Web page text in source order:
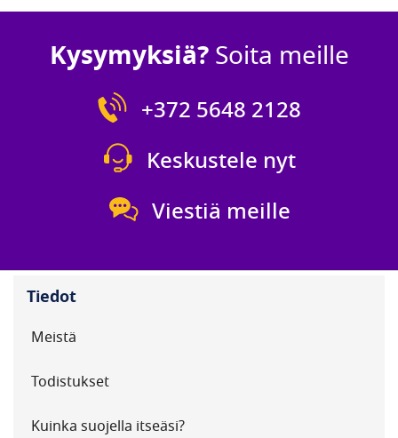
Kysymyksiä?Soita meille
+372 5648 2128
Keskustele nyt
Viestiä meille
Tiedot
Meistä
Todistukset
Kuinka suojella itseäsi?